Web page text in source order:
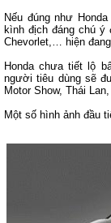
Nếu đúng như
kình địch đáng chú ý
Chevorlet,… hiện
Honda chưa tiết lộ
người tiêu dùng sẽ
Motor Show, Thái
Một số hình ảnh đầu